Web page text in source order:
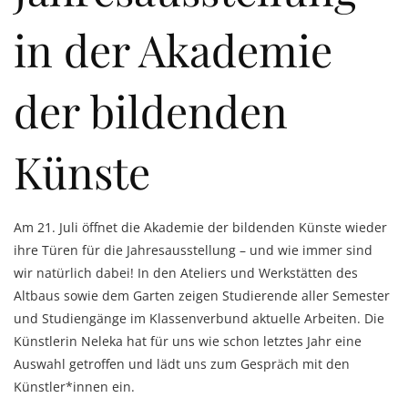
in der Akademie
der bildenden
Künste
Am 21. Juli öffnet die Akademie der bildenden Künste wieder
ihre Türen für die Jahresausstellung – und wie immer sind
wir natürlich dabei! In den Ateliers und Werkstätten des
Altbaus sowie dem Garten zeigen Studierende aller Semester
und Studiengänge im Klassenverbund aktuelle Arbeiten. Die
Künstlerin Neleka hat für uns wie schon letztes Jahr eine
Auswahl getroffen und lädt uns zum Gespräch mit den
Künstler*innen ein.